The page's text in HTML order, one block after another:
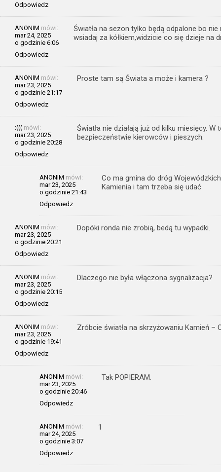
Odpowiedz
ANONIM mówi:
mar 24, 2025
o godzinie 6:06
Odpowiedz
Światła na sezon tylko będą odpalone bo
wsiadaj za kółkiem,widzicie co się dzieje na
ANONIM mówi:
mar 23, 2025
o godzinie 21:17
Odpowiedz
Proste tam są Świata a może i kamera ?
:((( mówi:
mar 23, 2025
o godzinie 20:28
Odpowiedz
Światła nie działają już od kilku miesięcy.
bezpieczeństwie kierowców i pieszych.
ANONIM mówi:
mar 23, 2025
o godzinie 21:43
Odpowiedz
Co ma gmina do dróg
Kamienia i tam trzeba się udać
ANONIM mówi:
mar 23, 2025
o godzinie 20:21
Odpowiedz
Dopóki ronda nie zrobią, bedą tu wypadki.
ANONIM mówi:
mar 23, 2025
o godzinie 20:15
Odpowiedz
Dlaczego nie była włączona sygnalizacja?
ANONIM mówi:
mar 23, 2025
o godzinie 19:41
Odpowiedz
Zróbcie światła na skrzyżowaniu Kamień –
ANONIM mówi:
mar 23, 2025
o godzinie 20:46
Odpowiedz
Tak POPIERAM.
ANONIM mówi:
mar 24, 2025
o godzinie 3:07
Odpowiedz
1